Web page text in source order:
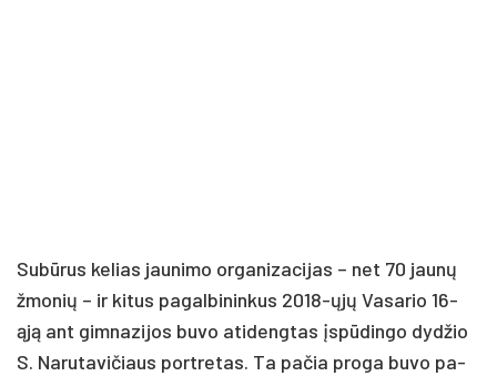
Su­bū­rus ke­lias jau­ni­mo or­ga­ni­za­ci­jas – net 70 jau­nų
žmo­nių – ir ki­tus pa­gal­bi­nin­kus 2018-ųjų Va­sa­rio 16-
ąją ant gim­na­zi­jos bu­vo ati­deng­tas įspū­din­go dy­džio
S. Na­ru­ta­vi­čiaus po­rtre­tas. Ta pa­čia pro­ga bu­vo pa­